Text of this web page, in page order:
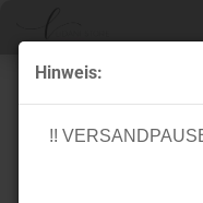
Hinweis:
!!
Knopf Corozo - Dish